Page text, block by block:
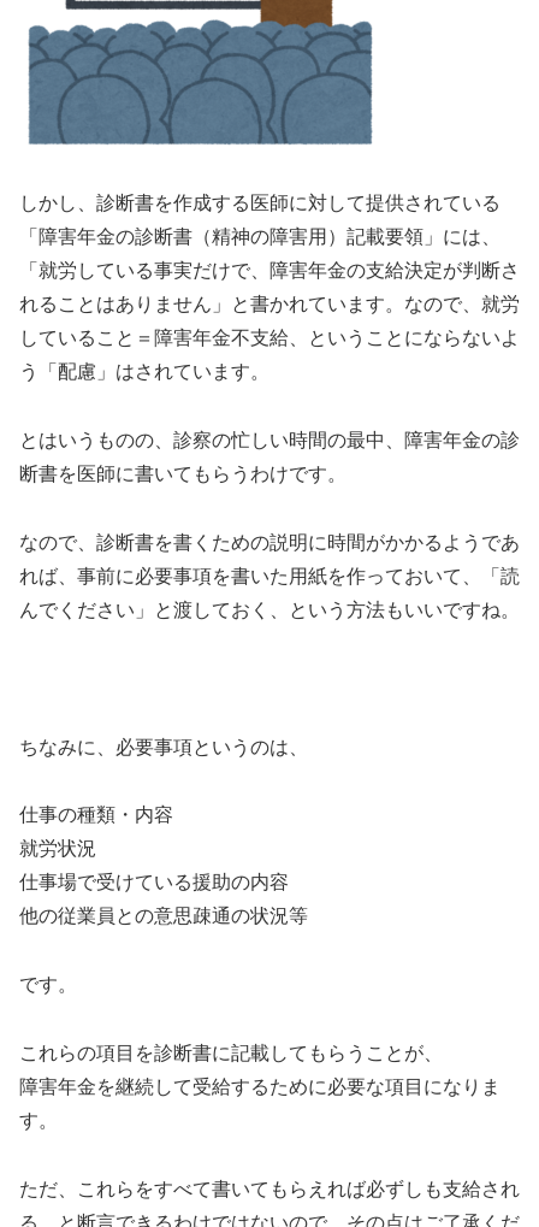
しかし、診断書を作成する医師に対して提供されている
「障害年金の診断書（精神の障害用）記載要領」には、
「就労している事実だけで、障害年金の支給決定が判断さ
れることはありません」と書かれています。なので、就労
していること＝障害年金不支給、ということにならないよ
う「配慮」はされています。
とはいうものの、診察の忙しい時間の最中、障害年金の診
断書を医師に書いてもらうわけです。
なので、診断書を書くための説明に時間がかかるようであ
れば、事前に必要事項を書いた用紙を作っておいて、「読
んでください」と渡しておく、という方法もいいですね。
ちなみに、必要事項というのは、
仕事の種類・内容
就労状況
仕事場で受けている援助の内容
他の従業員との意思疎通の状況等
です。
これらの項目を診断書に記載してもらうことが、
障害年金を継続して受給するために必要な項目になりま
す。
ただ、これらをすべて書いてもらえれば必ずしも支給され
る、と断言できるわけではないので、その点はご了承くだ